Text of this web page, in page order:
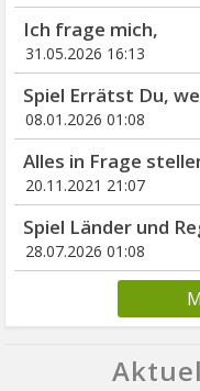
Ich frage mich,
31.05.2026 16:13
Spiel Errätst Du,
08.01.2026 01:08
Alles in Frage
20.11.2021 21:07
Spiel Länder und
28.07.2026 01:08